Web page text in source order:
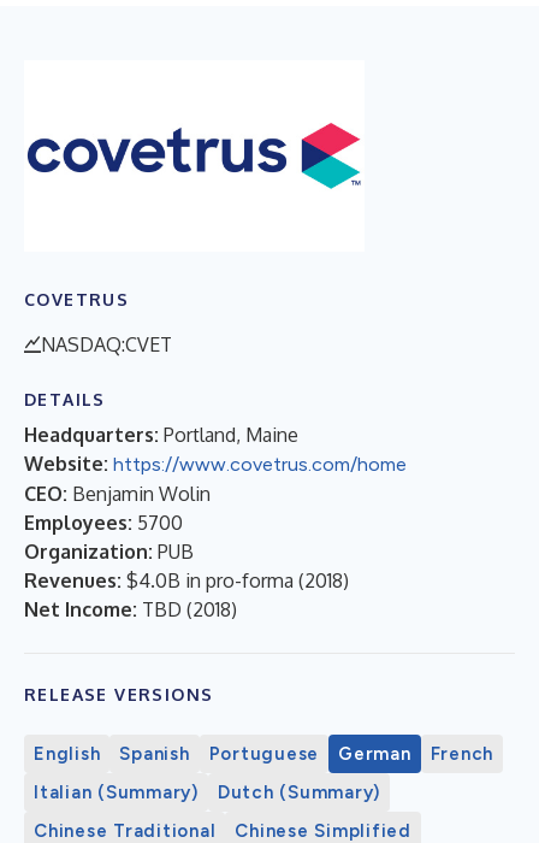
COVETRUS
NASDAQ:CVET
DETAILS
Headquarters: Portland, Maine
Website: https://www.covetrus.com/home
CEO: Benjamin Wolin
Employees: 5700
Organization: PUB
Revenues: $4.0B in pro-forma (2018)
Net Income: TBD (2018)
RELEASE VERSIONS
English Spanish Portuguese German
French
Italian (Summary)
Dutch (Summary)
Chinese Traditional
Chinese Simplified